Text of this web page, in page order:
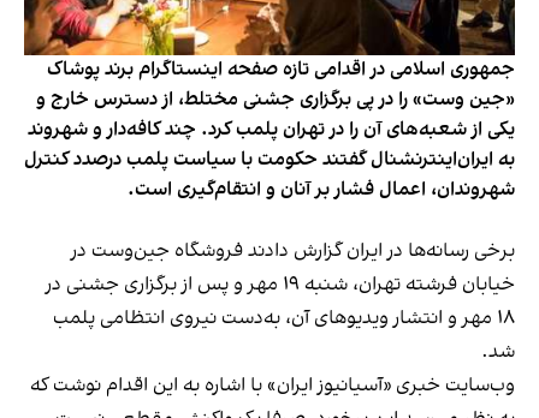
جمهوری اسلامی در اقدامی تازه صفحه اینستاگرام برند پوشاک
«جین وست» را در پی برگزاری جشنی مختلط، از دسترس خارج و
یکی از شعبه‌های آن را در تهران پلمب کرد. چند کافه‌‌دار و شهروند
به ایران‌اینترنشنال گفتند حکومت با سیاست پلمب درصدد کنترل
شهروندان، اعمال فشار بر آنان و انتقام‌گیری است.
برخی رسانه‌ها در ایران گزارش دادند فروشگاه جین‌وست در
خیابان فرشته تهران، شنبه ۱۹ مهر و پس از برگزاری جشنی در
۱۸ مهر و انتشار ویدیوهای آن، به‌دست نیروی انتظامی پلمب
شد.
وب‌سایت خبری «آسیانیوز ایران» با اشاره به این اقدام نوشت که